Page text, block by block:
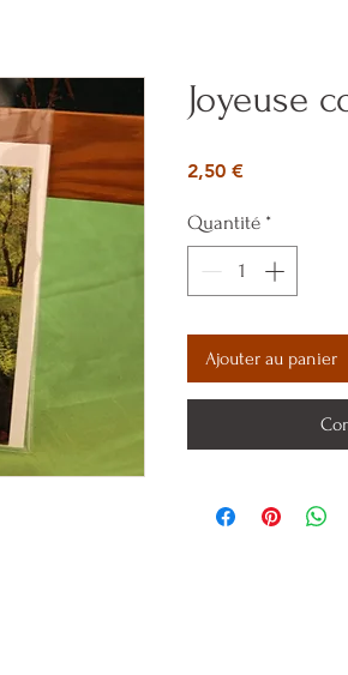
Joyeuse
2,50 €Prix
Quantité *
Ajouter au panier